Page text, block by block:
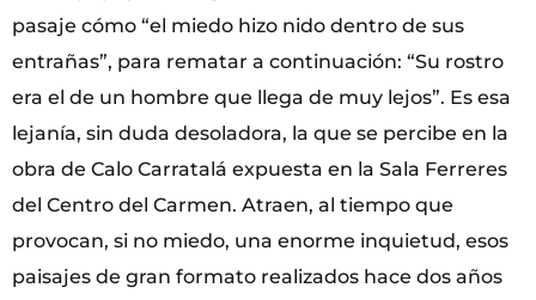
pasaje cómo “el miedo hizo nido dentro de sus
entrañas”, para rematar a continuación: “Su rostro
era el de un hombre que llega de muy lejos”. Es esa
lejanía, sin duda desoladora, la que se percibe en la
obra de Calo Carratalá expuesta en la Sala Ferreres
del Centro del Carmen. Atraen, al tiempo que
provocan, si no miedo, una enorme inquietud, esos
paisajes de gran formato realizados hace dos años